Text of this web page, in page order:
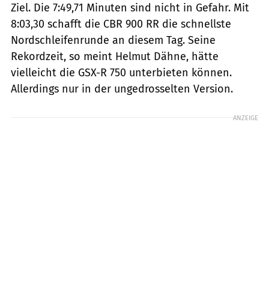
Ziel. Die 7:49,71 Minuten sind nicht in Gefahr. Mit
8:03,30 schafft die CBR 900 RR die schnellste
Nordschleifenrunde an diesem Tag. Seine
Rekordzeit, so meint Helmut Dähne, hätte
vielleicht die GSX-R 750 unterbieten können.
Allerdings nur in der ungedrosselten Version.
ANZEIGE